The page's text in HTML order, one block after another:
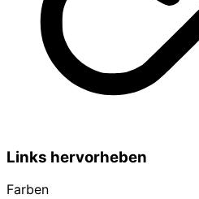
Links hervorheben
Farben